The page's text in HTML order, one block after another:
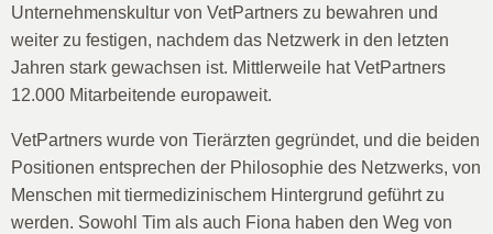
Unternehmenskultur von VetPartners zu bewahren und
weiter zu festigen, nachdem das Netzwerk in den letzten
Jahren stark gewachsen ist. Mittlerweile hat VetPartners
12.000 Mitarbeitende europaweit.
VetPartners wurde von Tierärzten gegründet, und die beiden
Positionen entsprechen der Philosophie des Netzwerks, von
Menschen mit tiermedizinischem Hintergrund geführt zu
werden. Sowohl Tim als auch Fiona haben den Weg von